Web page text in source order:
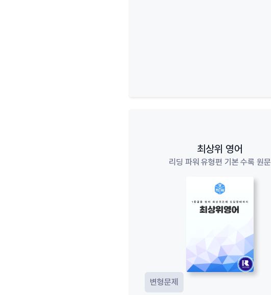
최상위 영어
리딩 파워 유형편 기본 수록 원문
변형문제